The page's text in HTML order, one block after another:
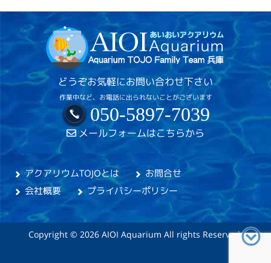
どうぞお気軽にお問い合わせ下さい
作業中など、お電話に出られないことがございます
050-5897-7039
メールフォームはこちらから
アクアリウムTOJOとは
お問合せ
会社概要
プライバシーポリシー
Copyright © 2026 AIOI Aquarium All rights Reserved.